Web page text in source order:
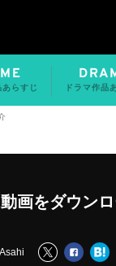
らすじ ドラマ作品
画をダウン
Asahi